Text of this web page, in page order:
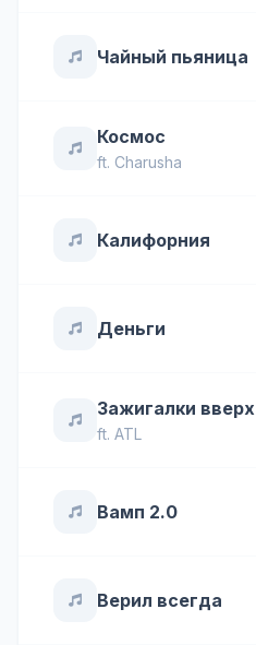
Чайный пьяница
Космос
ft. Charusha
Калифорния
Деньги
Зажигалки вверх
ft. ATL
Вамп 2.0
Верил всегда